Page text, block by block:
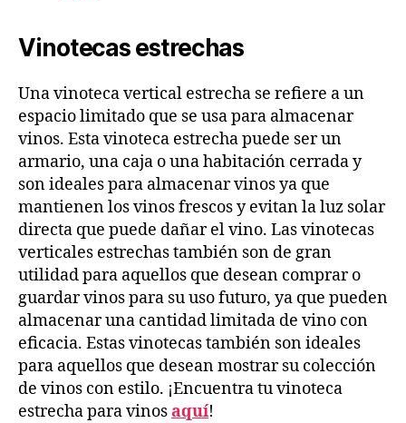
Vinotecas estrechas
Una vinoteca vertical estrecha se refiere a un
espacio limitado que se usa para almacenar
vinos. Esta vinoteca estrecha puede ser un
armario, una caja o una habitación cerrada y
son ideales para almacenar vinos ya que
mantienen los vinos frescos y evitan la luz solar
directa que puede dañar el vino. Las vinotecas
verticales estrechas también son de gran
utilidad para aquellos que desean comprar o
guardar vinos para su uso futuro, ya que pueden
almacenar una cantidad limitada de vino con
eficacia. Estas vinotecas también son ideales
para aquellos que desean mostrar su colección
de vinos con estilo. ¡Encuentra tu vinoteca
estrecha para vinosaquí!